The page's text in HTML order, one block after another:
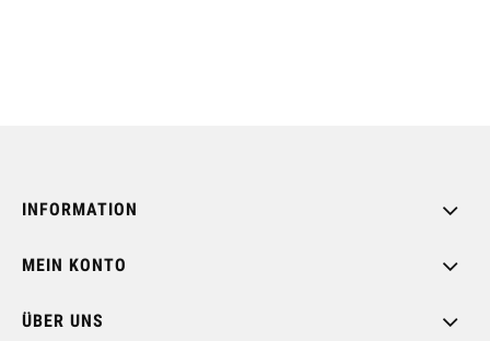
INFORMATION
MEIN KONTO
ÜBER UNS